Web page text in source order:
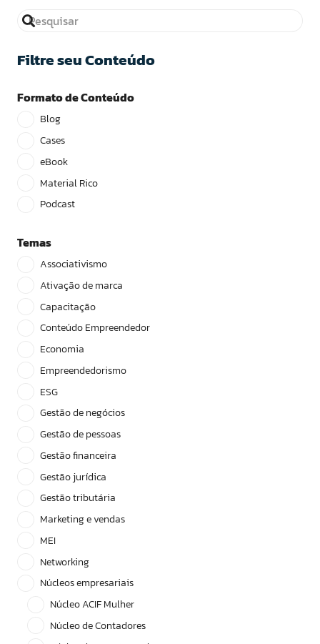
Filtre seu Conteúdo
Formato de Conteúdo
Blog
Cases
eBook
Material Rico
Podcast
Temas
Associativismo
Ativação de marca
Capacitação
Conteúdo Empreendedor
Economia
Empreendedorismo
ESG
Gestão de negócios
Gestão de pessoas
Gestão financeira
Gestão jurídica
Gestão tributária
Marketing e vendas
MEI
Networking
Núcleos empresariais
Núcleo ACIF Mulher
Núcleo de Contadores